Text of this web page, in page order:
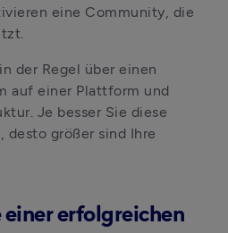
eine Community, die
der Regel über einen
auf einer Plattform und
Je besser Sie diese
desto größer sind Ihre
erfolgreichen